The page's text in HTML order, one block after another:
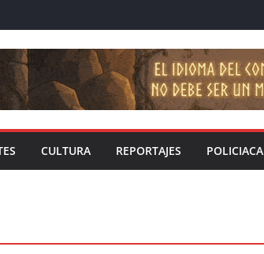
CULTURA REPORTAJES POLICIACA